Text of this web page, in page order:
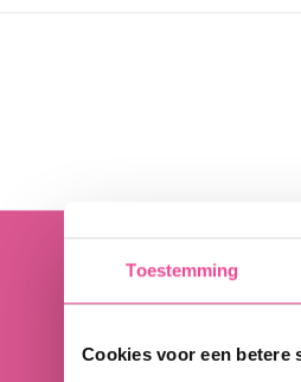
Toestemming
Cookies voor een betere